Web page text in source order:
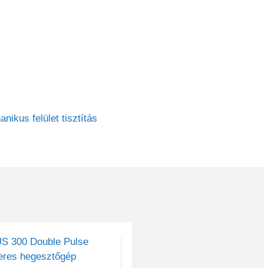
felület tisztítás